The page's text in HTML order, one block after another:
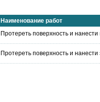
Наименование работ
Протереть поверхность и
Протереть поверхность и